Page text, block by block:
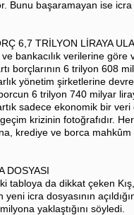
Bunu başaramayan ise icra
6,7 TRİLYON LİRAYA
bankacılık verilerine göre
borçlarının 6 trilyon 608
yönetim şirketlerine
6 trilyon 740 milyar
sadece ekonomik bir
krizinin fotoğrafıdır.
krediye ve borca
DOSYASI
tabloya da dikkat çeken Kış,
yeni icra dosyasının
yaklaştığını söyledi.